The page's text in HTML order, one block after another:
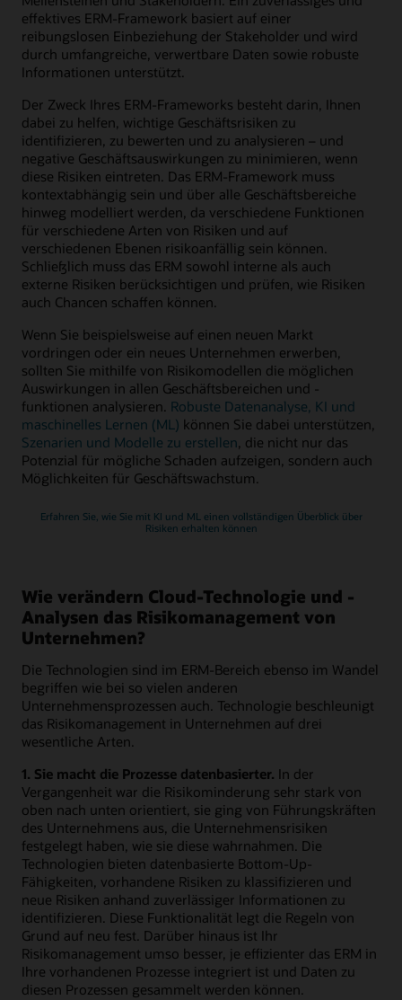
effektives ERM-Framework basiert auf einer
reibungslosen Einbeziehung der Stakeholder und wird
durch umfangreiche, verwertbare Daten sowie robuste
Informationen unterstützt.
Der Zweck Ihres ERM-Frameworks besteht darin, Ihnen
dabei zu helfen, wichtige Geschäftsrisiken zu
identifizieren, zu bewerten und zu analysieren – und
negative Geschäftsauswirkungen zu minimieren, wenn
diese Risiken eintreten. Das ERM-Framework muss
kontextabhängig sein und über alle Geschäftsbereiche
hinweg modelliert werden, da verschiedene Funktionen
für verschiedene Arten von Risiken und auf
verschiedenen Ebenen risikoanfällig sein können.
Schließlich muss das ERM sowohl interne als auch
externe Risiken berücksichtigen und prüfen, wie Risiken
auch Chancen schaffen können.
Wenn Sie beispielsweise auf einen neuen Markt
vordringen oder ein neues Unternehmen erwerben,
sollten Sie mithilfe von Risikomodellen die möglichen
Auswirkungen in allen Geschäftsbereichen und -
funktionen analysieren. Robuste Datenanalyse, KI und
maschinelles Lernen (ML) können Sie dabei unterstützen,
Szenarien und Modelle zu erstellen, die nicht nur das
Potenzial für mögliche Schaden aufzeigen, sondern auch
Möglichkeiten für Geschäftswachstum.
Erfahren Sie, wie Sie mit KI und ML einen vollständigen Überblick über
Risiken erhalten können
Wie verändern Cloud-Technologie und -
Analysen das Risikomanagement von
Unternehmen?
Die Technologien sind im ERM-Bereich ebenso im Wandel
begriffen wie bei so vielen anderen
Unternehmensprozessen auch. Technologie beschleunigt
das Risikomanagement in Unternehmen auf drei
wesentliche Arten.
1. Sie macht die Prozesse datenbasierter. In der
Vergangenheit war die Risikominderung sehr stark von
oben nach unten orientiert, sie ging von Führungskräften
des Unternehmens aus, die Unternehmensrisiken
festgelegt haben, wie sie diese wahrnahmen. Die
Technologien bieten datenbasierte Bottom-Up-
Fähigkeiten, vorhandene Risiken zu klassifizieren und
neue Risiken anhand zuverlässiger Informationen zu
identifizieren. Diese Funktionalität legt die Regeln von
Grund auf neu fest. Darüber hinaus ist Ihr
Risikomanagement umso besser, je effizienter das ERM in
Ihre vorhandenen Prozesse integriert ist und Daten zu
diesen Prozessen gesammelt werden können.